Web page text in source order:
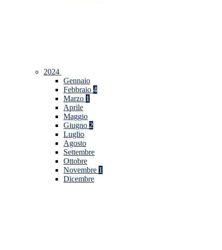
2024
Gennaio
Febbraio 4
Marzo 1
Aprile
Maggio
Giugno 2
Luglio
Agosto
Settembre
Ottobre
Novembre 1
Dicembre